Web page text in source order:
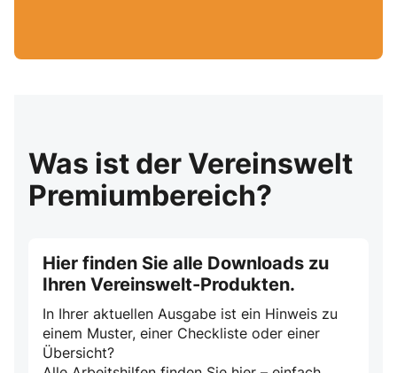
Was ist der Vereinswelt
Premiumbereich?
Hier finden Sie alle Downloads zu
Ihren Vereinswelt-Produkten.
In Ihrer aktuellen Ausgabe ist ein Hinweis zu
einem Muster, einer Checkliste oder einer
Übersicht?